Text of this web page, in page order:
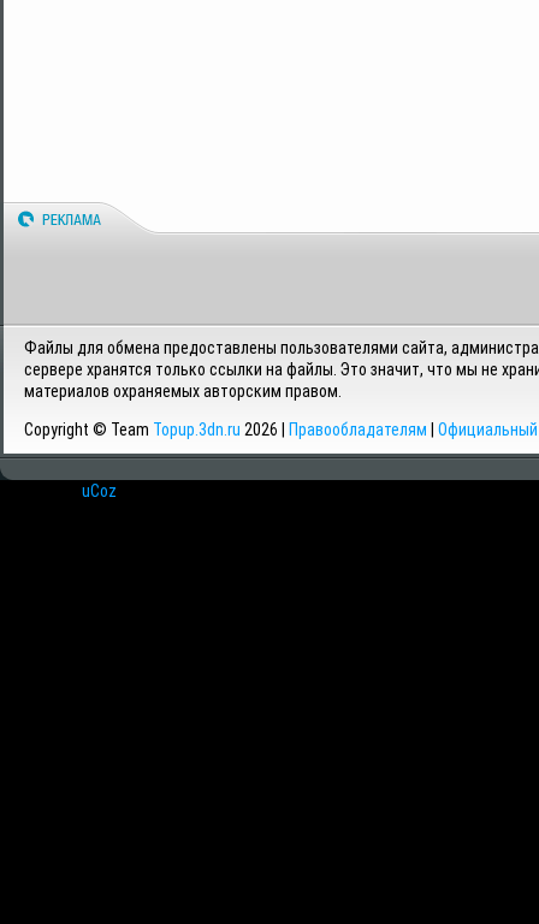
Файлы для обмена предоставлены пользователями сайта,
сервере хранятся только ссылки на файлы. Это значит, что мы не
материалов охраняемых авторским правом.
Copyright © Team Topup.3dn.ru 2026 | Правообладателям Официальный
uCoz